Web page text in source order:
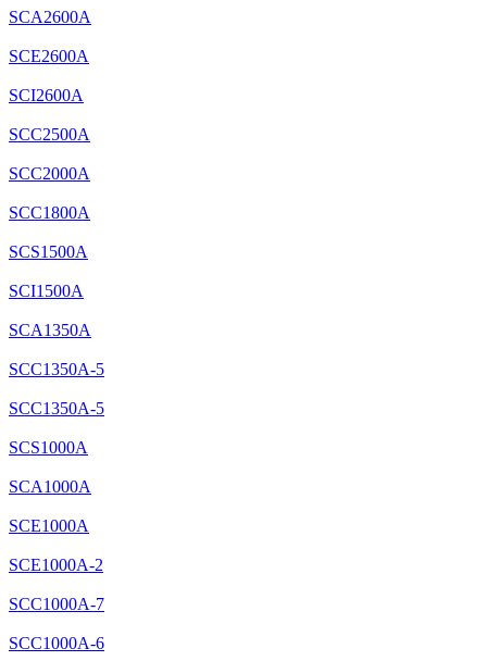
SCA2600A
SCE2600A
SCI2600A
SCC2500A
SCC2000A
SCC1800A
SCS1500A
SCI1500A
SCA1350A
SCC1350A-5
SCC1350A-5
SCS1000A
SCA1000A
SCE1000A
SCE1000A-2
SCC1000A-7
SCC1000A-6